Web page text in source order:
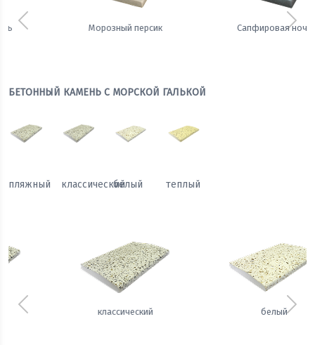
Сапфировая ночь Теплый жемчуг
Предыдущий
БЕТОННЫЙ КАМЕНЬ С МОРСКОЙ ГАЛЬКОЙ
пляжный классическийбелый теплый
Предыдущий